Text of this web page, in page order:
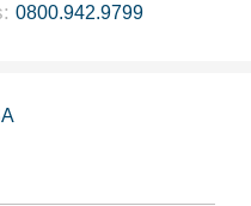
: 0800.942.9799